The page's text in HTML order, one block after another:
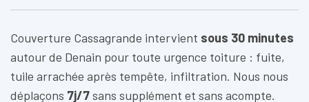
Couverture Cassagrande intervient sous 30 minutes
autour de Denain pour toute urgence toiture : fuite,
tuile arrachée après tempête, infiltration. Nous nous
déplaçons 7j/7sans supplément et sans acompte.